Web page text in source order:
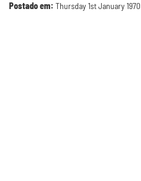
Postado em: Thursday 1st January 1970